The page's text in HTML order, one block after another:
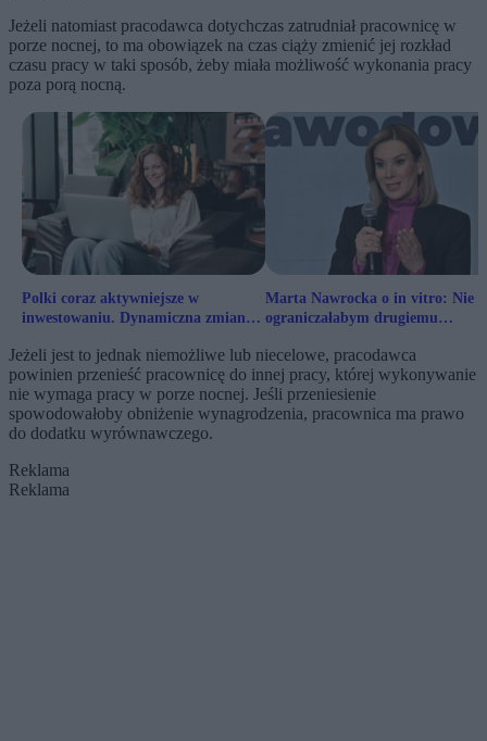
Jeżeli natomiast pracodawca dotychczas zatrudniał pracownicę w
porze nocnej, to ma obowiązek na czas ciąży zmienić jej rozkład
czasu pracy w taki sposób, żeby miała możliwość wykonania pracy
poza porą nocną.
Polki coraz aktywniejsze w
inwestowaniu. Dynamiczna zmiana
Marta Nawrocka o in vitro: Nie
ograniczałabym drugiemu
Jeżeli jest to jednak niemożliwe lub niecelowe, pracodawca
powinien przenieść pracownicę do innej pracy, której wykonywanie
nie wymaga pracy w porze nocnej. Jeśli przeniesienie
spowodowałoby obniżenie wynagrodzenia, pracownica ma prawo
do dodatku wyrównawczego.
Reklama
Reklama